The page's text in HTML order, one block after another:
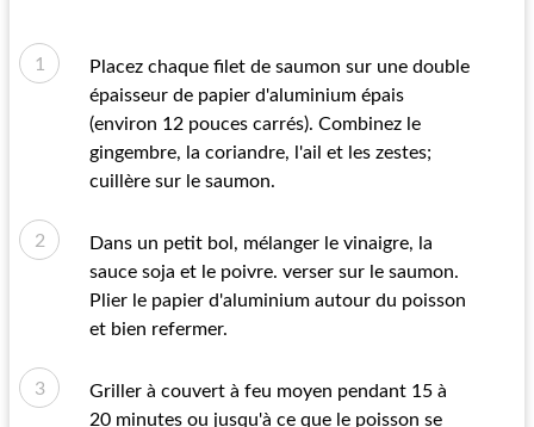
Placez chaque filet de saumon sur une double
épaisseur de papier d'aluminium épais
(environ 12 pouces carrés). Combinez le
gingembre, la coriandre, l'ail et les zestes;
cuillère sur le saumon.
Dans un petit bol, mélanger le vinaigre, la
sauce soja et le poivre. verser sur le saumon.
Plier le papier d'aluminium autour du poisson
et bien refermer.
Griller à couvert à feu moyen pendant 15 à
20 minutes ou jusqu'à ce que le poisson se